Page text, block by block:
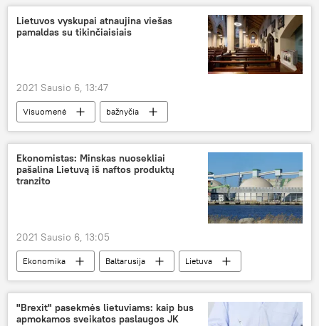
Lietuvos vyskupai atnaujina viešas
pamaldas su tikinčiaisiais
2021 Sausio 6, 13:47
Visuomenė
bažnyčia
katalikų bažnyčia
karantinas
koronavirusas
COVID-19
Ekonomistas: Minskas nuosekliai
pašalina Lietuvą iš naftos produktų
tranzito
2021 Sausio 6, 13:05
Ekonomika Baltarusija
Lietuva
nafta
tranzitas
"Brexit" pasekmės lietuviams: kaip bus
apmokamos sveikatos paslaugos JK